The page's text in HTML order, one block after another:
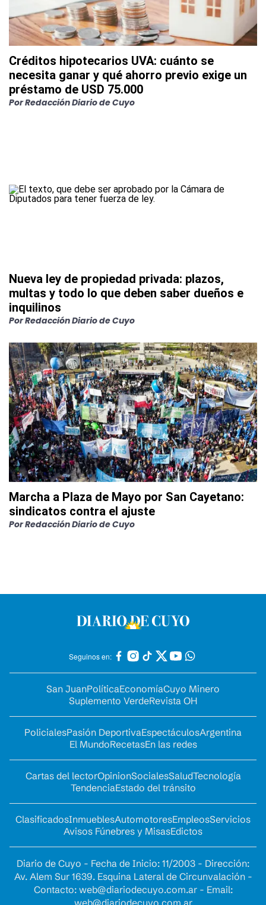
Créditos hipotecarios UVA: cuánto se
necesita ganar y qué ahorro previo exige un
préstamo de USD 75.000
PorRedacción Diario de Cuyo
Nueva ley de propiedad privada: plazos,
multas y todo lo que deben saber dueños e
inquilinos
PorRedacción Diario de Cuyo
Marcha a Plaza de Mayo por San Cayetano:
sindicatos contra el ajuste
PorRedacción Diario de Cuyo
Seguinos en:
San JuanPolíticaEconomíaCuyo Minero
Suplemento VerdeRevista OH
PolicialesPasión DeportivaEspectáculosArgentina
El MundoRecetasEn las redes
Cartas del lectorOpinionSocialesSaludTecnología
TendenciaEstado del tránsito
ClasificadosInmueblesAutomotoresEmpleosServicios
Avisos Fúnebres y MisasEdictos
Diario de Cuyo - Fecha de Inicio: 11/2003 - Dirección:
Av. Alem Sur 1639. Esquina Lateral de Circunvalación -
Contacto: web@diariodecuyo.com.ar- Email: